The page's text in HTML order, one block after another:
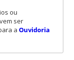
ou
ser
a Ouvidoria